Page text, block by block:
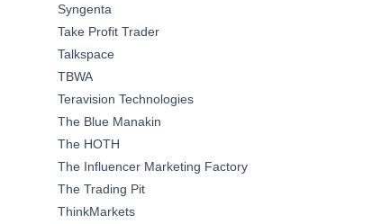
Syngenta
Take Profit Trader
Talkspace
TBWA
Teravision Technologies
The Blue Manakin
The HOTH
The Influencer Marketing Factory
The Trading Pit
ThinkMarkets